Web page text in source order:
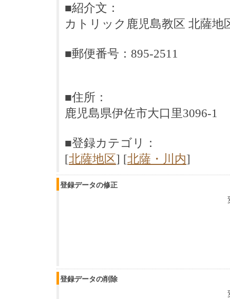
■紹介文：
カトリック鹿児島教区 北薩地
■郵便番号：895-2511
■住所：
鹿児島県伊佐市大口里3096-1
■登録カテゴリ：
[北薩地区] [北薩・川内]
登録データの修正
登録データの削除